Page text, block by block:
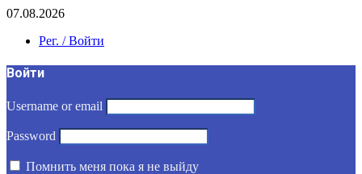
07.08.2026
Рег. / Войти
Войти
Username or email
Password
Помнить меня пока я не выйду